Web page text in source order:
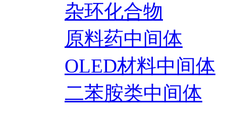
杂环化合物
原料药中间体
OLED材料中间体
二苯胺类中间体